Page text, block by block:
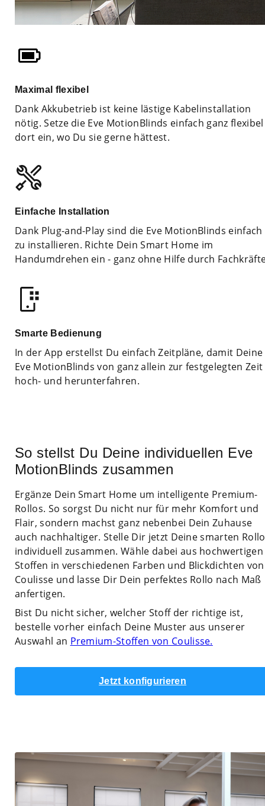
Maximal flexibel
Dank Akkubetrieb ist keine lästige Kabelinstallation
nötig. Setze die Eve MotionBlinds einfach ganz flexibel
dort ein, wo Du sie gerne hättest.
Einfache Installation
Dank Plug-and-Play sind die Eve MotionBlinds einfach
zu installieren. Richte Dein Smart Home im
Handumdrehen ein - ganz ohne Hilfe durch
Smarte Bedienung
In der App erstellst Du einfach Zeitpläne, damit Deine
Eve MotionBlinds von ganz allein zur festgelegten Zeit
hoch- und herunterfahren.
So stellst Du Deine individuellen Eve
MotionBlinds zusammen
Ergänze Dein Smart Home um intelligente Premium-
Rollos. So sorgst Du nicht nur für mehr Komfort und
Flair, sondern machst ganz nebenbei Dein Zuhause
auch nachhaltiger. Stelle Dir jetzt Deine smarten
individuell zusammen. Wähle dabei aus hochwertigen
Stoffen in verschiedenen Farben und Blickdichten von
Coulisse und lasse Dir Dein perfektes Rollo nach Maß
anfertigen.
Bist Du nicht sicher, welcher Stoff der richtige ist,
bestelle vorher einfach Deine Muster aus unserer
Auswahl an Premium-Stoffen von Coulisse.
Jetzt konfigurieren